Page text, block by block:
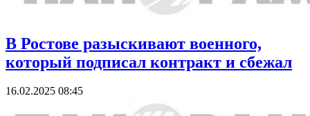
В Ростове разыскивают военного,
который подписал контракт и сбежал
16.02.2025 08:45